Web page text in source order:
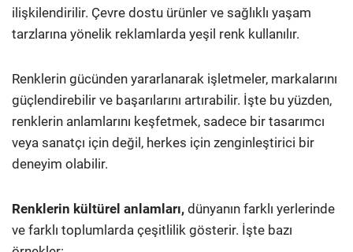
ilişkilendirilir. Çevre dostu ürünler ve sağlıklı yaşam
tarzlarına yönelik reklamlarda yeşil renk kullanılır.
Renklerin gücünden yararlanarak işletmeler, markalarını
güçlendirebilir ve başarılarını artırabilir. İşte bu yüzden,
renklerin anlamlarını keşfetmek, sadece bir tasarımcı
veya sanatçı için değil, herkes için zenginleştirici bir
deneyim olabilir.
Renklerin kültürel anlamları, dünyanın farklı yerlerinde
ve farklı toplumlarda çeşitlilik gösterir. İşte bazı